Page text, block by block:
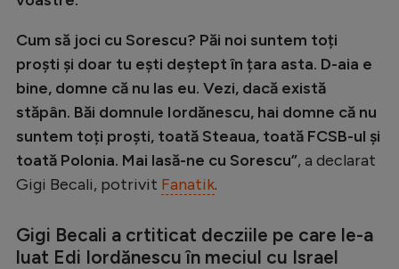
Intră în cont
Creează cont
Cum să joci cu Sorescu? Păi noi suntem toți
proști și doar tu ești deștept în țara asta. D-aia e
bine, domne că nu las eu. Vezi, dacă există
stăpân. Băi domnule Iordănescu, hai domne că nu
suntem toți proști, toată Steaua, toată FCSB-ul și
toată Polonia. Mai lasă-ne cu Sorescu”, a declarat
Gigi Becali, potrivit Fanatik.
Gigi Becali a crtiticat decziile pe care le-a
luat Edi Iordănescu în meciul cu Israel